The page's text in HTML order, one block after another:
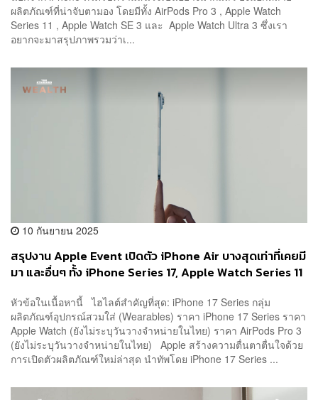
ผลิตภัณฑ์ที่น่าจับตามอง โดยมีทั้ง AirPods Pro 3 , Apple Watch
Series 11 , Apple Watch SE 3 และ Apple Watch Ultra 3 ซึ่งเรา
อยากจะมาสรุปภาพรวมว่าเ...
10 กันยายน 2025
สรุปงาน Apple Event เปิดตัว iPhone Air บางสุดเท่าที่เคยมี
มา และอื่นๆ ทั้ง iPhone Series 17, Apple Watch Series 11
หัวข้อในเนื้อหานี้ ไฮไลต์สำคัญที่สุด: iPhone 17 Series กลุ่ม
ผลิตภัณฑ์อุปกรณ์สวมใส่ (Wearables) ราคา iPhone 17 Series ราคา
Apple Watch (ยังไม่ระบุวันวางจำหน่ายในไทย) ราคา AirPods Pro 3
(ยังไม่ระบุวันวางจำหน่ายในไทย) Apple สร้างความตื่นตาตื่นใจด้วย
การเปิดตัวผลิตภัณฑ์ใหม่ล่าสุด นำทัพโดย iPhone 17 Series ...